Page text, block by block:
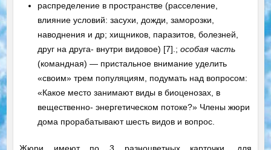
распределение в пространстве (расселение,
влияние условий: засухи, дожди, заморозки,
наводнения и др; хищников, паразитов, болезней,
друг на друга- внутри видовое) [7].; особая часть
(командная) — пристальное внимание уделить
«своим» трем популяциям, подумать над вопросом:
«Какое место занимают виды в биоценозах, в
вещественно- энергетическом потоке?» Члены жюри
дома прорабатывают шесть видов и вопрос.